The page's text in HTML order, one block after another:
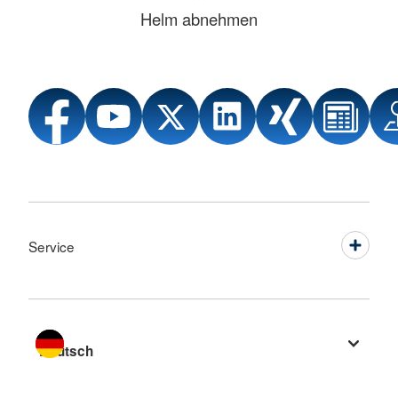
Helm abnehmen
Service
Sprache wechseln zu